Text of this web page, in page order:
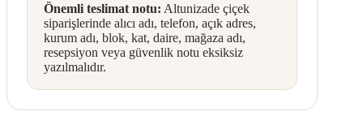
Önemli teslimat notu: Altunizade çiçek
siparişlerinde alıcı adı, telefon, açık adres,
kurum adı, blok, kat, daire, mağaza adı,
resepsiyon veya güvenlik notu eksiksiz
yazılmalıdır.